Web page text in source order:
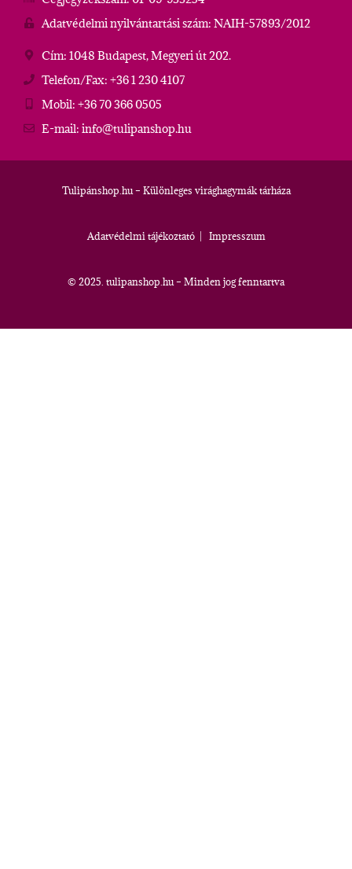
Adatvédelmi nyilvántartási szám: NAIH-57893/2012
Cím: 1048 Budapest, Megyeri út 202.
Telefon/Fax: +36 1 230 4107
Mobil: +36 70 366 0505
E-mail: info@tulipanshop.hu
Tulipánshop.hu – Különleges virághagymák tárháza
Adatvédelmi tájékoztató| Impresszum
© 2025. tulipanshop.hu – Minden jog fenntartva